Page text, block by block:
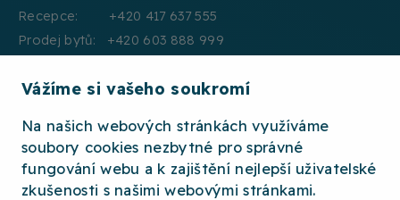
Vážíme si vašeho soukromí
Na našich webových stránkách využíváme
soubory cookies nezbytné pro správné
fungování webu a k zajištění nejlepší uživatelské
zkušenosti s našimi webovými stránkami.
Recepce: +420 417 637 555
Prodej bytů: +420 603 888 999
E:mail: info@jth.cz